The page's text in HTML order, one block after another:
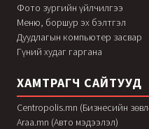
Фото зургийн үйлчилгээ
Меню, боршур эх бэлтгэл
Дуудлагын компьютер засвар
Гүний худаг гаргана
ХАМТРАГЧ САЙТУУД
Centropolis.mn (Бизнесийн
Araa.mn (Авто мэдээлэл)